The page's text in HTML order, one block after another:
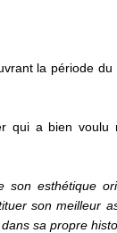
la période du
qui a bien voulu
son esthétique
son meilleur
sa propre